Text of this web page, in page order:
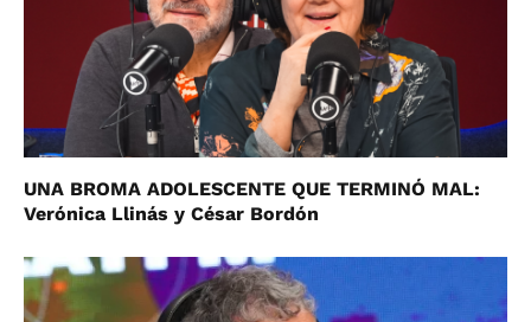
UNA BROMA ADOLESCENTE QUE TERMINÓ MAL:
Verónica Llinás y César Bordón